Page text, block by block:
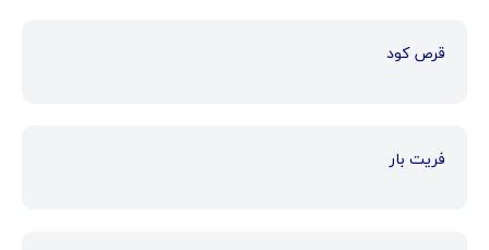
قرص کود
فریت بار